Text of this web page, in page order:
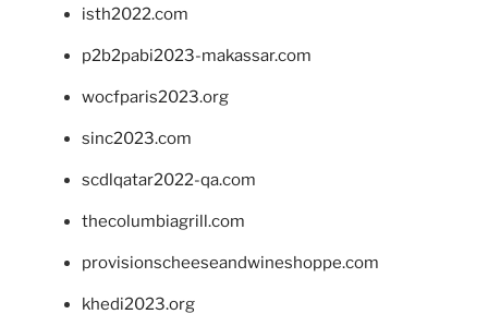
isth2022.com
p2b2pabi2023-makassar.com
wocfparis2023.org
sinc2023.com
scdlqatar2022-qa.com
thecolumbiagrill.com
provisionscheeseandwineshoppe.com
khedi2023.org